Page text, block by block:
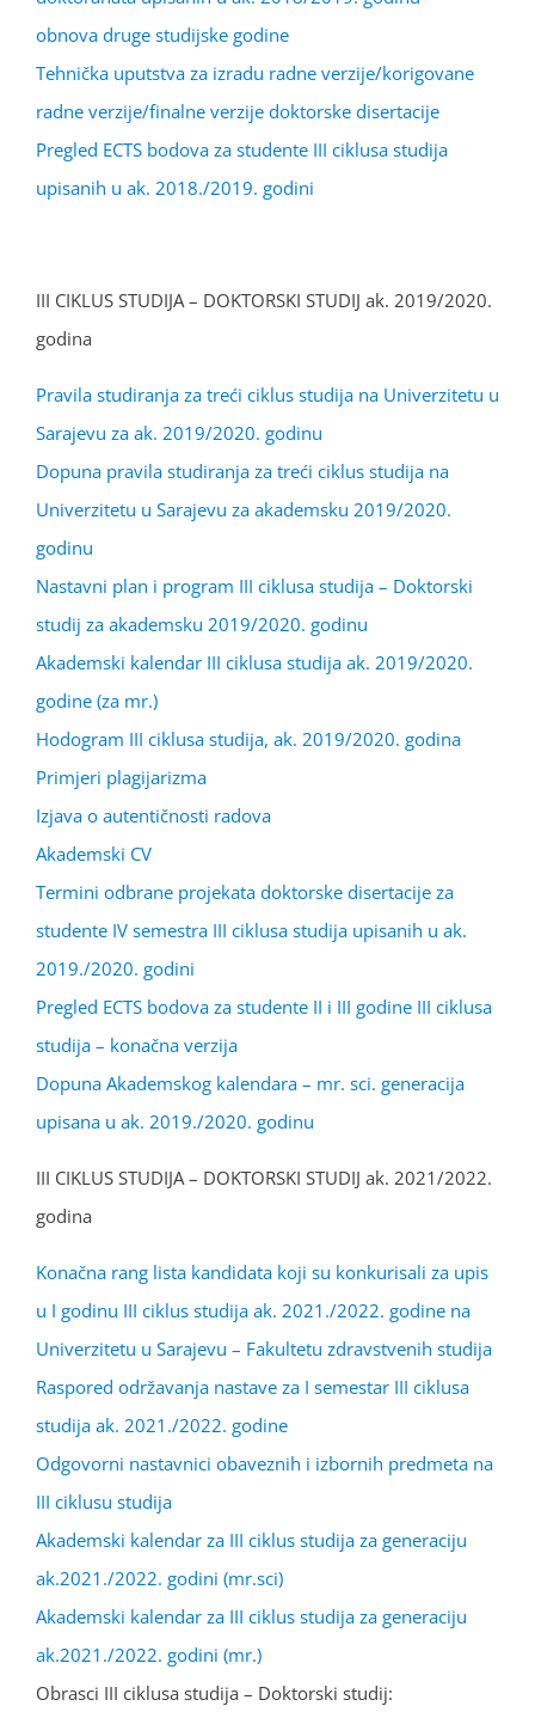
obnova druge studijske godine
Tehnička uputstva za izradu radne verzije/korigovane
radne verzije/finalne verzije doktorske disertacije
Pregled ECTS bodova za studente III ciklusa studija
upisanih u ak. 2018./2019. godini
III CIKLUS STUDIJA – DOKTORSKI STUDIJ ak. 2019/2020.
godina
Pravila studiranja za treći ciklus studija na Univerzitetu u
Sarajevu za ak. 2019/2020. godinu
Dopuna pravila studiranja za treći ciklus studija na
Univerzitetu u Sarajevu za akademsku 2019/2020.
godinu
Nastavni plan i program III ciklusa studija – Doktorski
studij za akademsku 2019/2020. godinu
Akademski kalendar III ciklusa studija ak. 2019/2020.
godine (za mr.)
Hodogram III ciklusa studija, ak. 2019/2020. godina
Primjeri plagijarizma
Izjava o autentičnosti radova
Akademski CV
Termini odbrane projekata doktorske disertacije za
studente IV semestra III ciklusa studija upisanih u ak.
2019./2020. godini
Pregled ECTS bodova za studente II i III godine III ciklusa
studija – konačna verzija
Dopuna Akademskog kalendara – mr. sci. generacija
upisana u ak. 2019./2020. godinu
III CIKLUS STUDIJA – DOKTORSKI STUDIJ ak. 2021/2022.
godina
Konačna rang lista kandidata koji su konkurisali za upis
u I godinu III ciklus studija ak. 2021./2022. godine na
Univerzitetu u Sarajevu – Fakultetu zdravstvenih studija
Raspored održavanja nastave za I semestar III ciklusa
studija ak. 2021./2022. godine
Odgovorni nastavnici obaveznih i izbornih predmeta na
III ciklusu studija
Akademski kalendar za III ciklus studija za generaciju
ak.2021./2022. godini (mr.sci)
Akademski kalendar za III ciklus studija za generaciju
ak.2021./2022. godini (mr.)
Obrasci III ciklusa studija – Doktorski studij: